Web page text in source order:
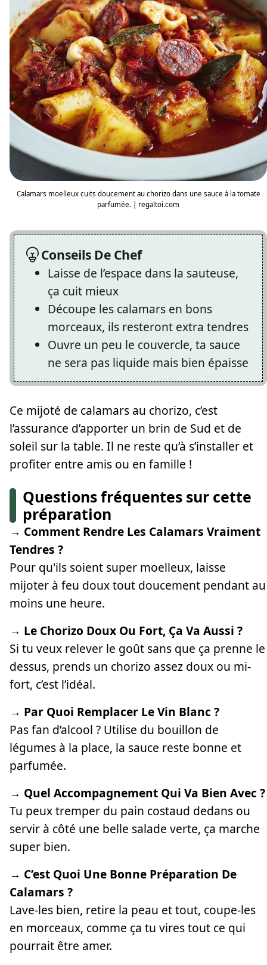
Calamars moelleux cuits doucement au chorizo dans une sauce à la tomate
parfumée. | regaltoi.com
Conseils De Chef
Laisse de l’espace dans la sauteuse,
ça cuit mieux
Découpe les calamars en bons
morceaux, ils resteront extra tendres
Ouvre un peu le couvercle, ta sauce
ne sera pas liquide mais bien épaisse
Ce mijoté de calamars au chorizo, c’est
l’assurance d’apporter un brin de Sud et de
soleil sur la table. Il ne reste qu’à s’installer et
profiter entre amis ou en famille !
Questions fréquentes sur cette
préparation
→ Comment Rendre Les Calamars Vraiment
Tendres ?
Pour qu'ils soient super moelleux, laisse
mijoter à feu doux tout doucement pendant au
moins une heure.
→ Le Chorizo Doux Ou Fort, Ça Va Aussi ?
Si tu veux relever le goût sans que ça prenne le
dessus, prends un chorizo assez doux ou mi-
fort, c’est l’idéal.
→ Par Quoi Remplacer Le Vin Blanc ?
Pas fan d’alcool ? Utilise du bouillon de
légumes à la place, la sauce reste bonne et
parfumée.
→ Quel Accompagnement Qui Va Bien Avec ?
Tu peux tremper du pain costaud dedans ou
servir à côté une belle salade verte, ça marche
super bien.
→ C’est Quoi Une Bonne Préparation De
Calamars ?
Lave-les bien, retire la peau et tout, coupe-les
en morceaux, comme ça tu vires tout ce qui
pourrait être amer.